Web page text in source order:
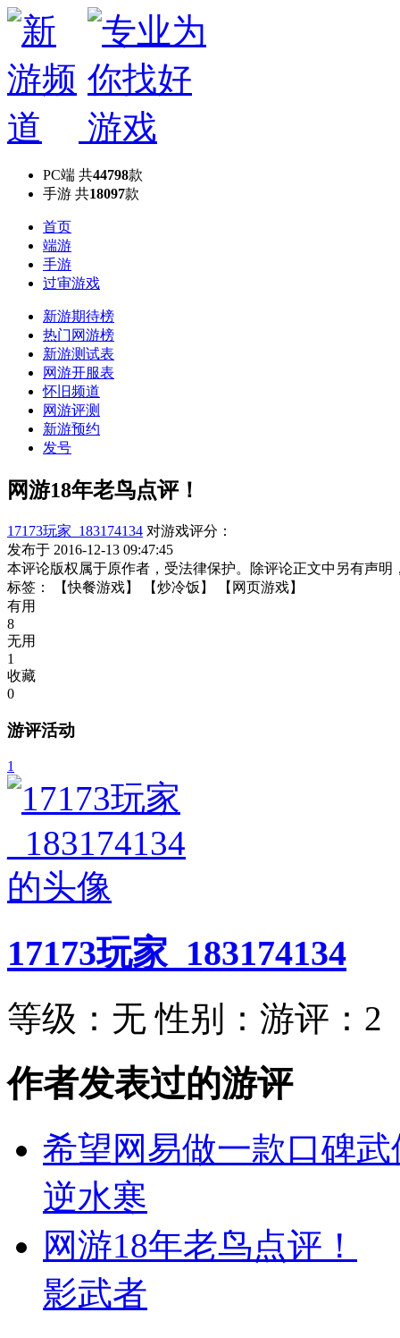
PC端 共44798款
手游 共18097款
首页
端游
手游
过审游戏
新游期待榜
热门网游榜
新游测试表
网游开服表
怀旧频道
网游评测
新游预约
发号
网游18年老鸟点评！
17173玩家_183174134 对游戏评分：
发布于 2016-12-13 09:47:45
本评论版权属于原作者，受法律保护。除评论正文中另有声
标签：
【快餐游戏】 【炒冷饭】
【网页游戏】
有用
8
无用
1
收藏
0
游评活动
1
17173玩家_183174134
等级： 无 性别： 游评： 2
作者发表过的游评
希望网易做一款口碑
逆水寒
网游18年老鸟点评！
影武者